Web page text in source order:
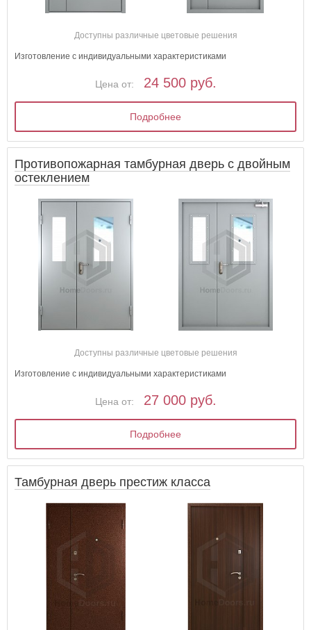
Доступны различные цветовые решения
Изготовление с индивидуальными характеристиками
Цена от: 24 500 руб.
Подробнее
Противопожарная тамбурная дверь с двойным
остеклением
Доступны различные цветовые решения
Изготовление с индивидуальными характеристиками
Цена от: 27 000 руб.
Подробнее
Тамбурная дверь престиж класса